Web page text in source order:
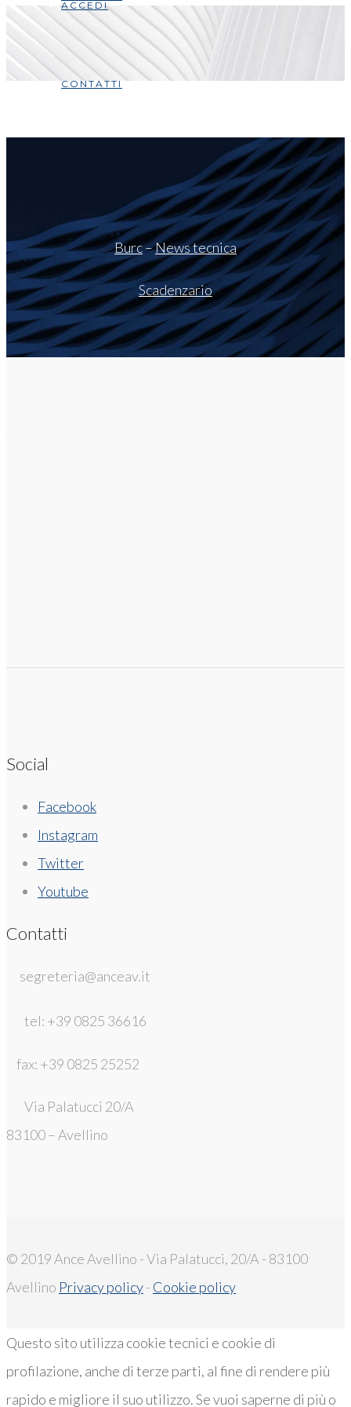
ACCEDI
CONTATTI
Burc–News tecnica
Scadenzario
Social
Facebook
Instagram
Twitter
Youtube
Contatti
segreteria@anceav.it
tel: +39 0825 36616
fax: +39 0825 25252
Via Palatucci 20/A
83100 – Avellino
© 2019 Ance Avellino - Via Palatucci, 20/A - 83100
Avellino Privacy policy- Cookie policy
Questo sito utilizza cookie tecnici e cookie di
profilazione, anche di terze parti, al fine di rendere più
rapido e migliore il suo utilizzo. Se vuoi saperne di più o